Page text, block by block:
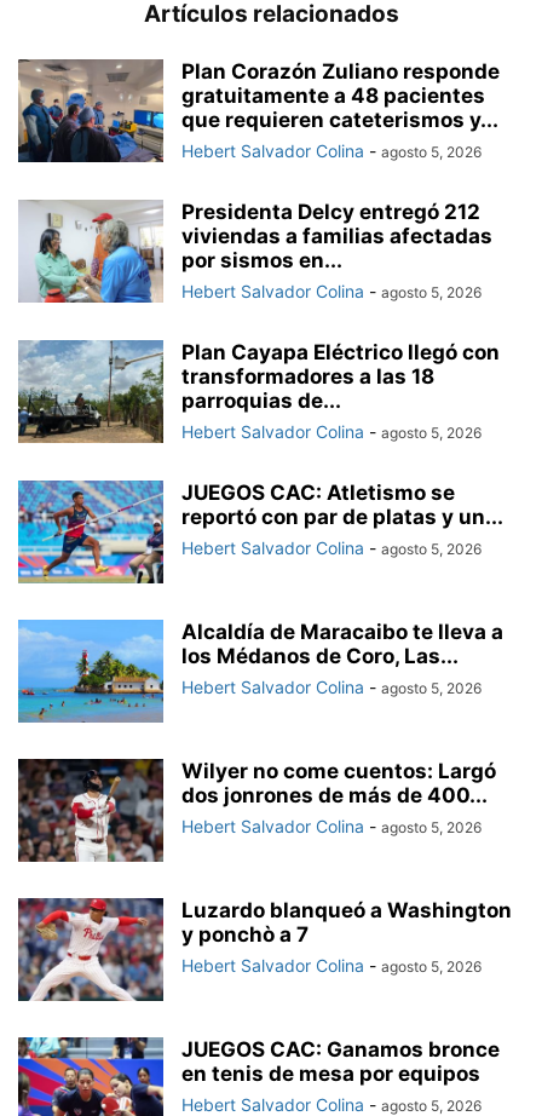
Artículos relacionados
Plan Corazón Zuliano responde
gratuitamente a 48 pacientes
que requieren cateterismos y...
Hebert Salvador Colina - agosto 5, 2026
Presidenta Delcy entregó 212
viviendas a familias afectadas
por sismos en...
Hebert Salvador Colina - agosto 5, 2026
Plan Cayapa Eléctrico llegó con
transformadores a las 18
parroquias de...
Hebert Salvador Colina - agosto 5, 2026
JUEGOS CAC: Atletismo se
reportó con par de platas y un...
Hebert Salvador Colina - agosto 5, 2026
Alcaldía de Maracaibo te lleva a
los Médanos de Coro, Las...
Hebert Salvador Colina - agosto 5, 2026
Wilyer no come cuentos: Largó
dos jonrones de más de 400...
Hebert Salvador Colina - agosto 5, 2026
Luzardo blanqueó a Washington
y ponchò a 7
Hebert Salvador Colina - agosto 5, 2026
JUEGOS CAC: Ganamos bronce
en tenis de mesa por equipos
Hebert Salvador Colina - agosto 5, 2026